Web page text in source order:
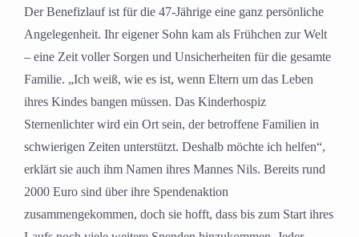
Der Benefizlauf ist für die 47-Jährige eine ganz persönliche
Angelegenheit. Ihr eigener Sohn kam als Frühchen zur Welt
– eine Zeit voller Sorgen und Unsicherheiten für die gesamte
Familie. „Ich weiß, wie es ist, wenn Eltern um das Leben
ihres Kindes bangen müssen. Das Kinderhospiz
Sternenlichter wird ein Ort sein, der betroffene Familien in
schwierigen Zeiten unterstützt. Deshalb möchte ich helfen“,
erklärt sie auch ihm Namen ihres Mannes Nils. Bereits rund
2000 Euro sind über ihre Spendenaktion
zusammengekommen, doch sie hofft, dass bis zum Start ihres